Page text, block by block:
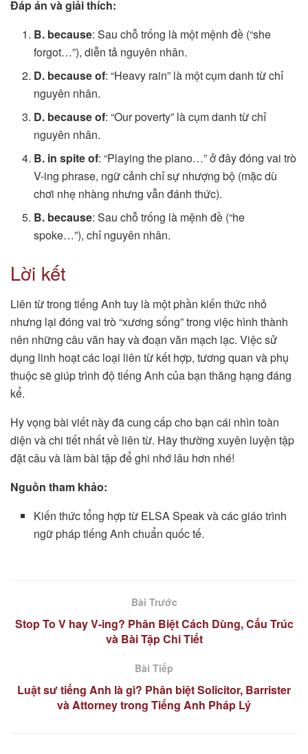
Đáp án và giải thích:
B. because: Sau chỗ trống là một mệnh đề (“she
forgot…”), diễn tả nguyên nhân.
D. because of: “Heavy rain” là một cụm danh từ chỉ
nguyên nhân.
D. because of: “Our poverty” là cụm danh từ chỉ
nguyên nhân.
B. in spite of: “Playing the piano…” ở đây đóng vai trò
V-ing phrase, ngữ cảnh chỉ sự nhượng bộ (mặc dù
chơi nhẹ nhàng nhưng vẫn đánh thức).
B. because: Sau chỗ trống là mệnh đề (“he
spoke…”), chỉ nguyên nhân.
Lời kết
Liên từ trong tiếng Anh tuy là một phần kiến thức nhỏ
nhưng lại đóng vai trò “xương sống” trong việc hình thành
nên những câu văn hay và đoạn văn mạch lạc. Việc sử
dụng linh hoạt các loại liên từ kết hợp, tương quan và phụ
thuộc sẽ giúp trình độ tiếng Anh của bạn thăng hạng đáng
kể.
Hy vọng bài viết này đã cung cấp cho bạn cái nhìn toàn
diện và chi tiết nhất về liên từ. Hãy thường xuyên luyện tập
đặt câu và làm bài tập để ghi nhớ lâu hơn nhé!
Nguồn tham khảo:
Kiến thức tổng hợp từ ELSA Speak và các giáo trình
ngữ pháp tiếng Anh chuẩn quốc tế.
Bài Trước
Stop To V hay V-ing? Phân Biệt Cách Dùng, Cấu Trúc
và Bài Tập Chi Tiết
Bài Tiếp
Luật sư tiếng Anh là gì? Phân biệt Solicitor, Barrister
và Attorney trong Tiếng Anh Pháp Lý